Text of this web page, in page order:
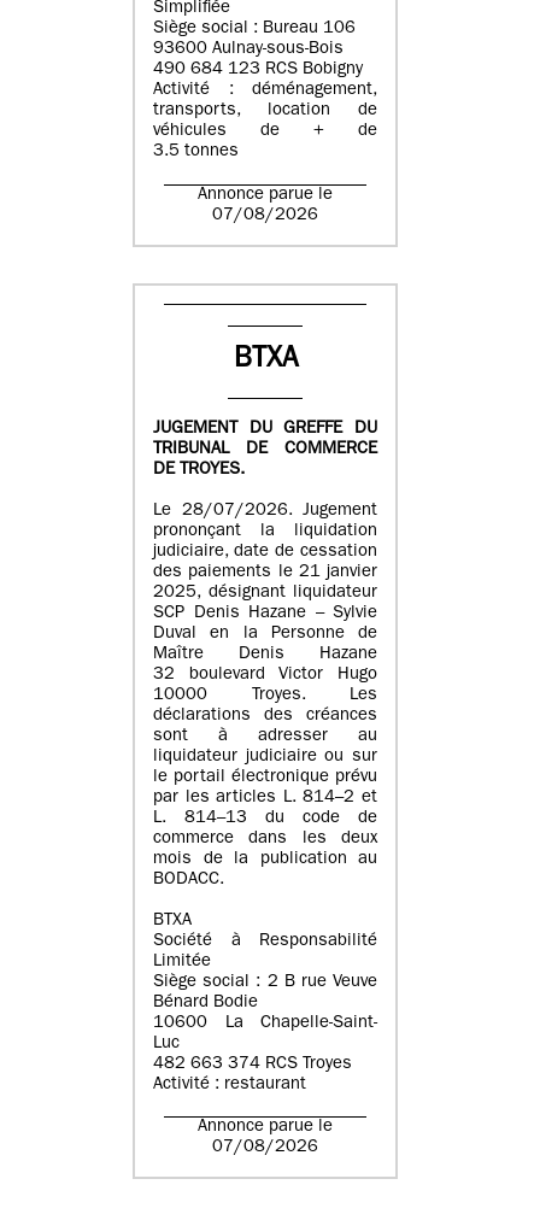
Simplifiée
Siège social : Bureau 106
93600 Aulnay-sous-Bois
490 684 123 RCS Bobigny
Activité : déménagement,
transports, location de
véhicules de + de
3.5 tonnes
Annonce parue le
07/08/2026
BTXA
JUGEMENT DU GREFFE DU
TRIBUNAL DE COMMERCE
DE TROYES.
Le 28/07/2026. Jugement
prononçant la liquidation
judiciaire, date de cessation
des paiements le 21 janvier
2025, désignant liquidateur
SCP Denis Hazane – Sylvie
Duval en la Personne de
Maître Denis Hazane
32 boulevard Victor Hugo
10000 Troyes. Les
déclarations des créances
sont à adresser au
liquidateur judiciaire ou sur
le portail électronique prévu
par les articles L. 814–2 et
L. 814–13 du code de
commerce dans les deux
mois de la publication au
BODACC.
BTXA
Société à Responsabilité
Limitée
Siège social : 2 B rue Veuve
Bénard Bodie
10600 La Chapelle-Saint-
Luc
482 663 374 RCS Troyes
Activité : restaurant
Annonce parue le
07/08/2026